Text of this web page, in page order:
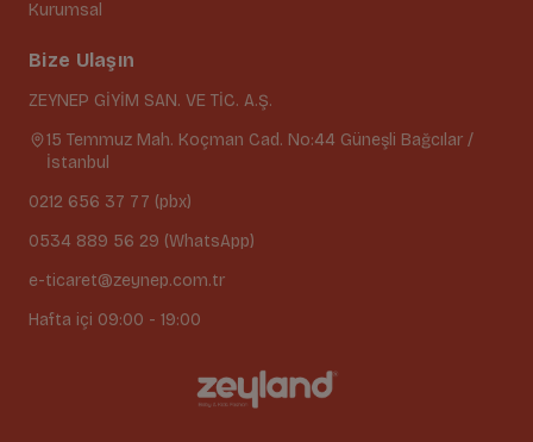
Kurumsal
Bize Ulaşın
ZEYNEP GİYİM SAN. VE TİC. A.Ş.
15 Temmuz Mah. Koçman Cad. No:44 Güneşli Bağcılar /
İstanbul
0212 656 37 77 (pbx)
0534 889 56 29 (WhatsApp)
e-ticaret@zeynep.com.tr
Hafta içi 09:00 - 19:00